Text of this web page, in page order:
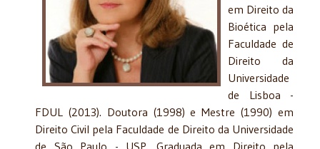
em Direito da
Bioética pela
Faculdade de
Direito da
Universidade
de Lisboa -
FDUL (2013). Doutora (1998) e Mestre (1990) em
Direito Civil pela Faculdade de Direito da Universidade
de São Paulo - USP. Graduada em Direito pela